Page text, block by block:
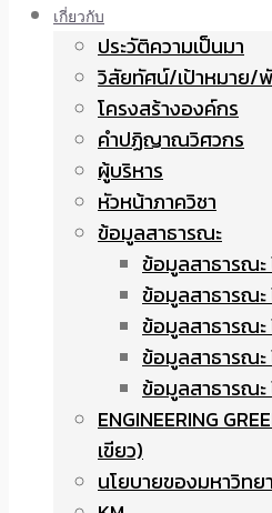
เกี่ยวกับ
ประวัติความเป็นมา
วิสัยทัศน์/เป้าหมาย/
โครงสร้างองค์กร
คำปฏิญาณวิศวกร
ผู้บริหาร
หัวหน้าภาควิชา
ข้อมูลสาธารณะ
ข้อมูลสาธารณ
ข้อมูลสาธารณ
ข้อมูลสาธารณ
ข้อมูลสาธารณ
ข้อมูลสาธารณ
ENGINEERING
เขียว)
นโยบายของมหาวิทย